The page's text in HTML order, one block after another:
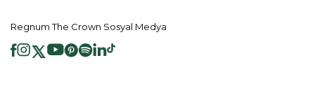
Regnum The Crown Sosyal Medya